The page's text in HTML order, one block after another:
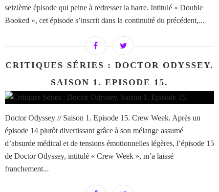
seizième épisode qui peine à redresser la barre. Intitulé « Double
Booked », cet épisode s’inscrit dans la continuité du précédent,...
CRITIQUES SÉRIES : DOCTOR ODYSSEY.
SAISON 1. EPISODE 15.
Doctor Odyssey // Saison 1. Episode 15. Crew Week. Après un
épisode 14 plutôt divertissant grâce à son mélange assumé
d’absurde médical et de tensions émotionnelles légères, l’épisode 15
de Doctor Odyssey, intitulé « Crew Week », m’a laissé
franchement...